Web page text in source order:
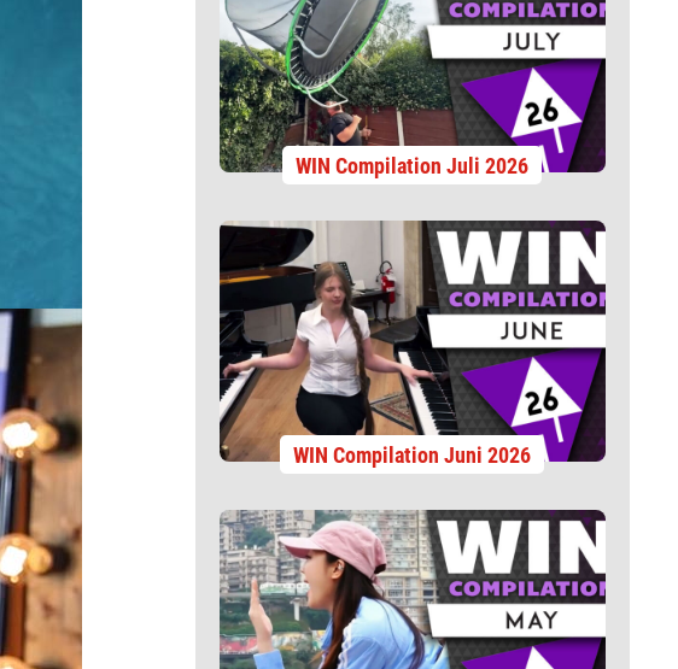
WIN Compilation Juli 2026
WIN Compilation Juni 2026